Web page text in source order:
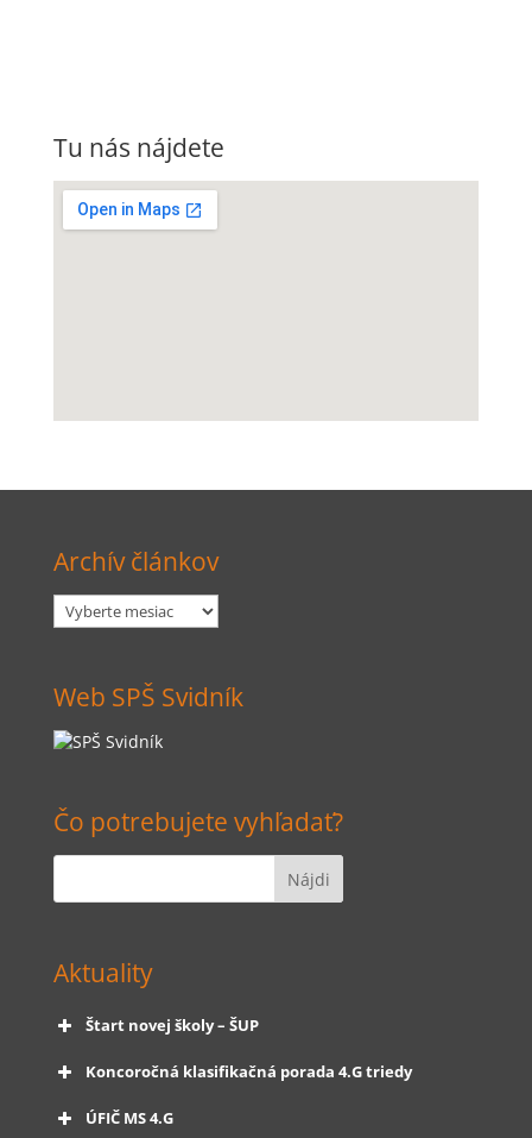
Tu nás nájdete
Archív článkov
Archív
článkov
Web SPŠ Svidník
Čo potrebujete vyhľadať?
Aktuality
Štart novej školy – ŠUP
Koncoročná klasifikačná porada 4.G triedy
ÚFIČ MS 4.G